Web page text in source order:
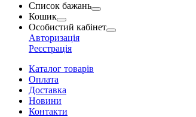
Список бажань
Кошик
Особистий кабінет
Авторизація
Реєстрація
Каталог товарів
Оплата
Доставка
Новини
Контакти